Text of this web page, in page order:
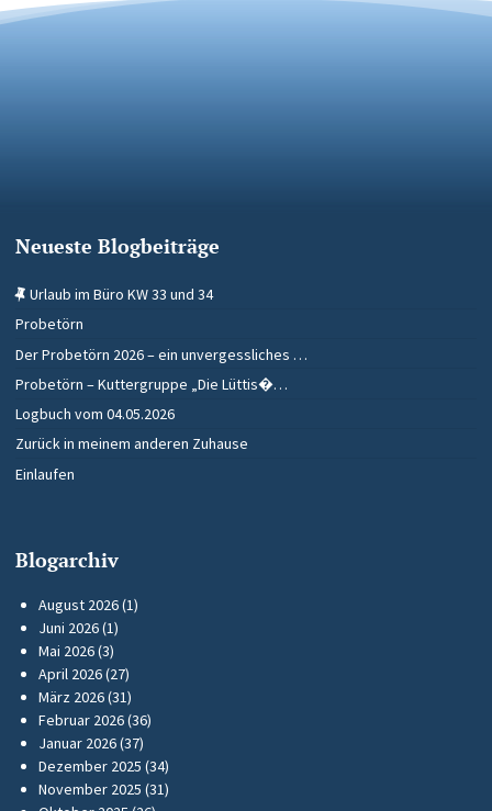
Neueste Blogbeiträge
Urlaub im Büro KW 33 und 34
Probetörn
Der Probetörn 2026 – ein unvergessliches …
Probetörn – Kuttergruppe „Die Lüttis�…
Logbuch vom 04.05.2026
Zurück in meinem anderen Zuhause
Einlaufen
Blogarchiv
August 2026(1)
Juni 2026(1)
Mai 2026(3)
April 2026(27)
März 2026(31)
Februar 2026(36)
Januar 2026(37)
Dezember 2025 (34)
November 2025 (31)